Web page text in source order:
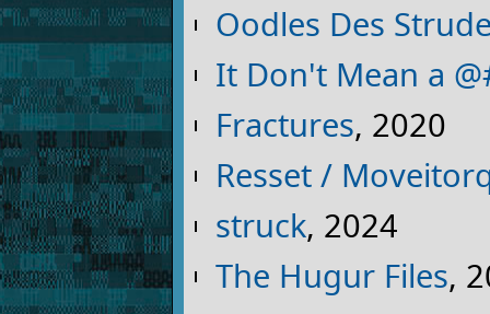
Oodles Des
It Don't Mean a
Fractures, 2020
Resset /
struck, 2024
The Hugur Files,